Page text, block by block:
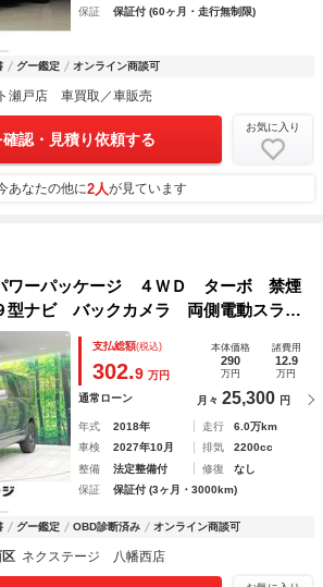
保証
保証付 (60ヶ月・走行無制限)
グー鑑定 オンライン商談可
瀬戸店 車買取／車販売
認・見積り依頼する
お気に入り
あなたの他に2人が見ています
ーパッケージ ４ＷＤ ターボ 禁煙
ナビ バックカメラ 両側電動スライ
ジタルインナーミラー ＨＩＤヘッ
クルコン Ｂｌｕｅｔｏｏｔｈ スマ
支払総額(税込)
302.9 万円
本体価格
290
万円
諸費用
12.9
万円
通常ローン 月々 25,300 円
年式 2018年 走行
6.0万km
車検
2027年10月 排気
2200cc
整備
法定整備付 修復
なし
保証
保証付 (3ヶ月・3000km)
グー鑑定 OBD診断済み オンライン商談可
ネクステージ 八幡西店